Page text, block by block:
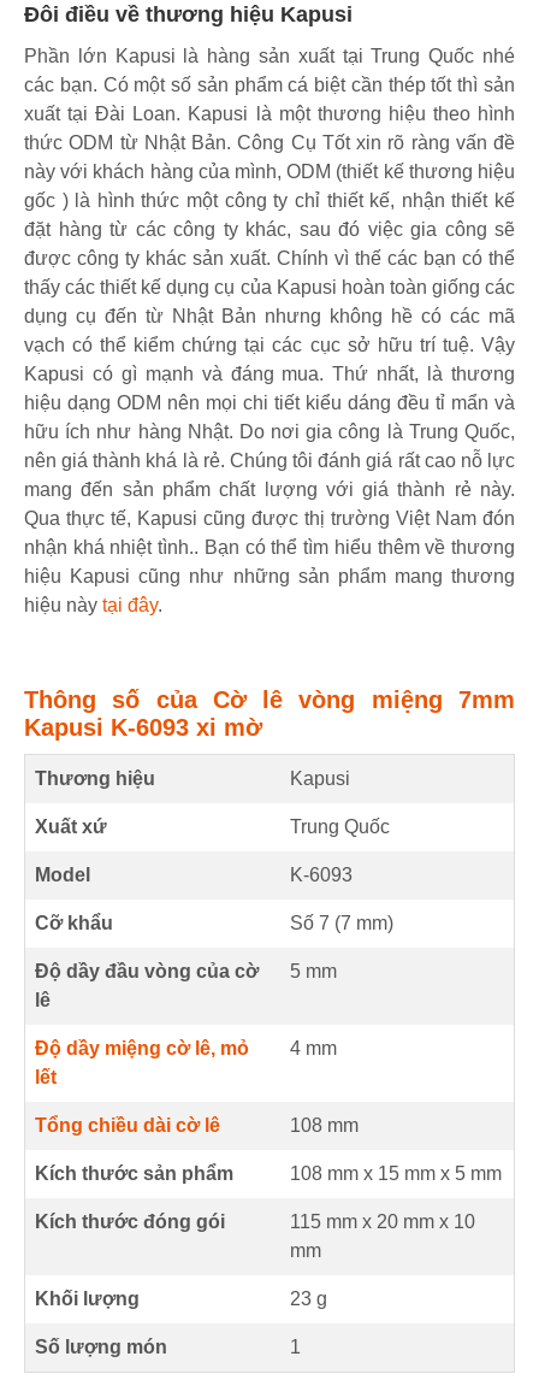
Đôi điều về thương hiệu Kapusi
Phần lớn Kapusi là hàng sản xuất tại Trung Quốc nhé
các bạn. Có một số sản phẩm cá biệt cần thép tốt thì sản
xuất tại Đài Loan. Kapusi là một thương hiệu theo hình
thức ODM từ Nhật Bản. Công Cụ Tốt xin rõ ràng vấn đề
này với khách hàng của mình, ODM (thiết kế thương hiệu
gốc ) là hình thức một công ty chỉ thiết kế, nhận thiết kế
đặt hàng từ các công ty khác, sau đó việc gia công sẽ
được công ty khác sản xuất. Chính vì thế các bạn có thể
thấy các thiết kế dụng cụ của Kapusi hoàn toàn giống các
dụng cụ đến từ Nhật Bản nhưng không hề có các mã
vạch có thể kiểm chứng tại các cục sở hữu trí tuệ. Vậy
Kapusi có gì mạnh và đáng mua. Thứ nhất, là thương
hiệu dạng ODM nên mọi chi tiết kiểu dáng đều tỉ mẩn và
hữu ích như hàng Nhật. Do nơi gia công là Trung Quốc,
nên giá thành khá là rẻ. Chúng tôi đánh giá rất cao nỗ lực
mang đến sản phẩm chất lượng với giá thành rẻ này.
Qua thực tế, Kapusi cũng được thị trường Việt Nam đón
nhận khá nhiệt tình.. Bạn có thể tìm hiểu thêm về thương
hiệu Kapusi cũng như những sản phẩm mang thương
hiệu này tại đây.
Thông số của Cờ lê vòng miệng 7mm
Kapusi K-6093 xi mờ
Thương hiệu Kapusi
Xuất xứ Trung Quốc
Model K-6093
Cỡ khẩu Số 7 (7 mm)
Độ dầy đầu vòng của cờ
lê
5 mm
Độ dầy miệng cờ lê, mỏ
lết
4 mm
Tổng chiều dài cờ lê 108 mm
Kích thước sản phẩm 108 mm x 15 mm x 5 mm
Kích thước đóng gói
115 mm x 20 mm x 10
mm
Khối lượng 23 g
Số lượng món 1